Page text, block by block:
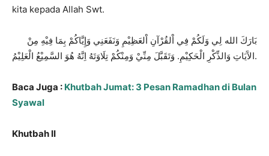
kita kepada Allah Swt.
بَارَكَ الله لِي وَلَكُمْ فِي اْلقُرْآنِ اْلعَظِيْمِ وَنَفَعَنِي وَإِيَّاكُمْ بِمَا فِيْهِ مِنْ
اليَات وَالذِكْرِ الْحَكِيْمِ. وَتَقَبَّلَ مِنِّيْ وَمِنْكُمْ تِلَاوَتَهُ اِنَّهُ هُوَ السَّمِيْعُ الْعَلِيْمُ .
Baca Juga : Khutbah Jumat: 3 Pesan Ramadhan di Bulan
Syawal
Khutbah II